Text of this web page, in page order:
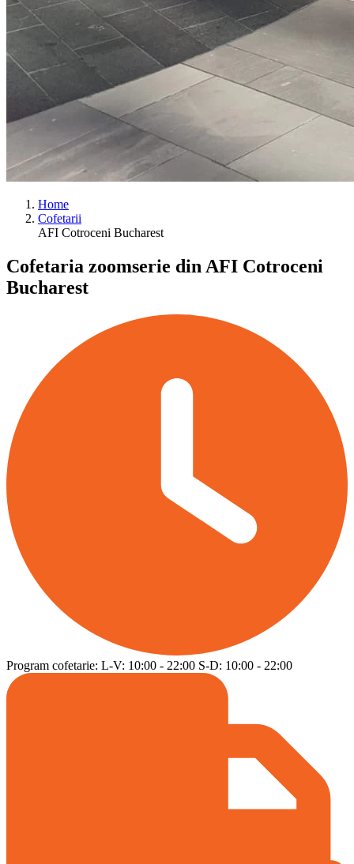
Home
Cofetarii
AFI Cotroceni Bucharest
Cofetaria zoomserie din AFI Cotroceni
Bucharest
Program cofetarie: L-V: 10:00 - 22:00 S-D: 10:00 - 22:00